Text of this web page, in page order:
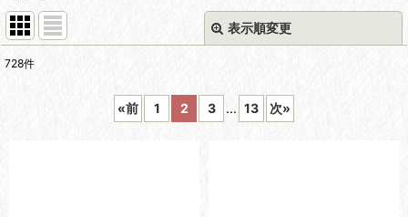
表示順変更
728件
«前 1 2 3 ... 13 次»